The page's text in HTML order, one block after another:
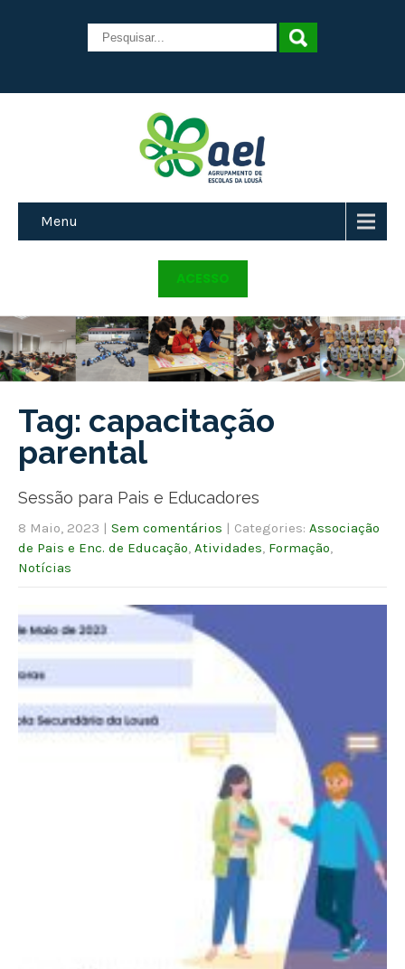
Menu
ACESSO
Tag: capacitação
parental
Sessão para Pais e Educadores
8 Maio, 2023 | Sem comentários | Categories: Associação
de Pais e Enc. de Educação Atividades Formação
Notícias